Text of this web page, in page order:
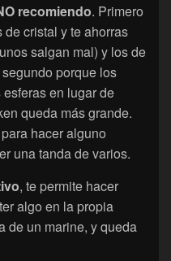
recomiendo. Primero
cristal y te ahorras
salgan mal) y los de
porque los
en lugar de
queda más grande.
hacer alguno
una tanda de varios.
, te permite hacer
algo en la propia
de un marine, y queda